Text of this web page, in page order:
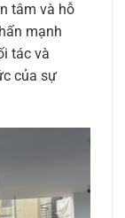
tâm và hỗ
mạnh
tác và
của sự